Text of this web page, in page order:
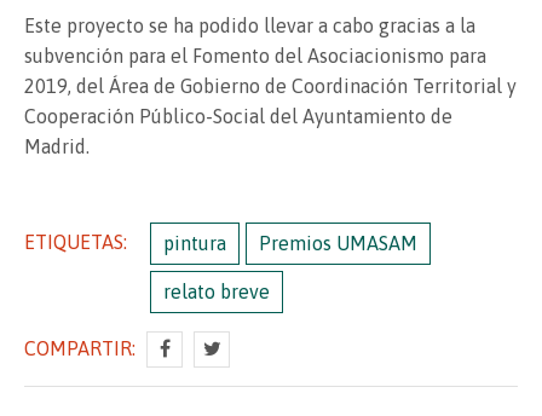
Este proyecto se ha podido llevar a cabo gracias a la
subvención para el Fomento del Asociacionismo para
2019, del Área de Gobierno de Coordinación Territorial y
Cooperación Público-Social del Ayuntamiento de
Madrid.
ETIQUETAS: pintura Premios UMASAM
relato breve
COMPARTIR: